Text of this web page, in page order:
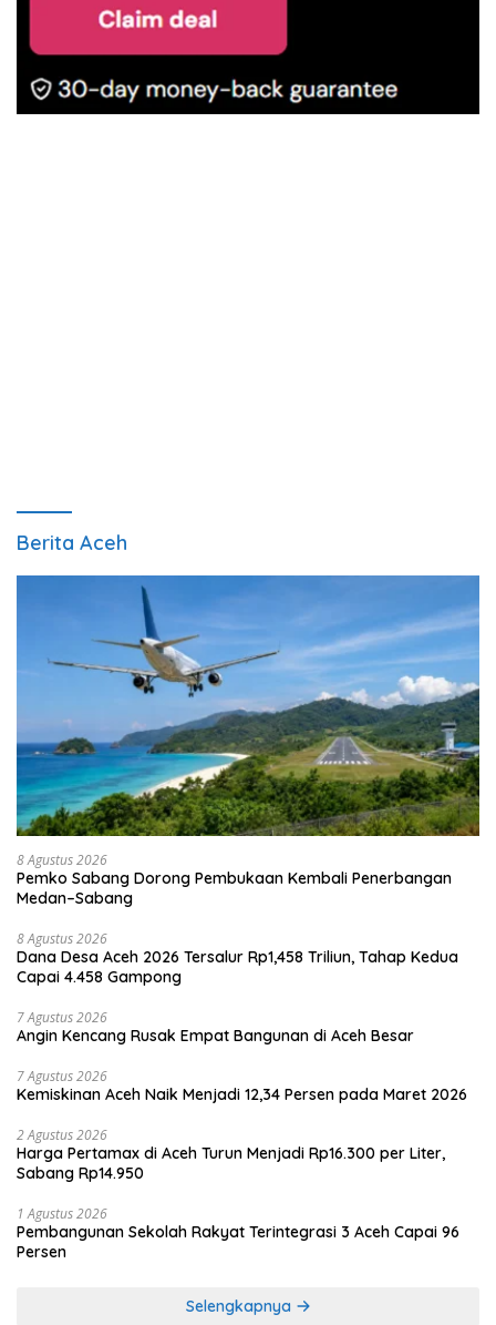
Berita Aceh
8 Agustus 2026
Pemko Sabang Dorong Pembukaan Kembali Penerbangan
Medan–Sabang
8 Agustus 2026
Dana Desa Aceh 2026 Tersalur Rp1,458 Triliun, Tahap Kedua
Capai 4.458 Gampong
7 Agustus 2026
Angin Kencang Rusak Empat Bangunan di Aceh Besar
7 Agustus 2026
Kemiskinan Aceh Naik Menjadi 12,34 Persen pada Maret 2026
2 Agustus 2026
Harga Pertamax di Aceh Turun Menjadi Rp16.300 per Liter,
Sabang Rp14.950
1 Agustus 2026
Pembangunan Sekolah Rakyat Terintegrasi 3 Aceh Capai 96
Persen
Selengkapnya